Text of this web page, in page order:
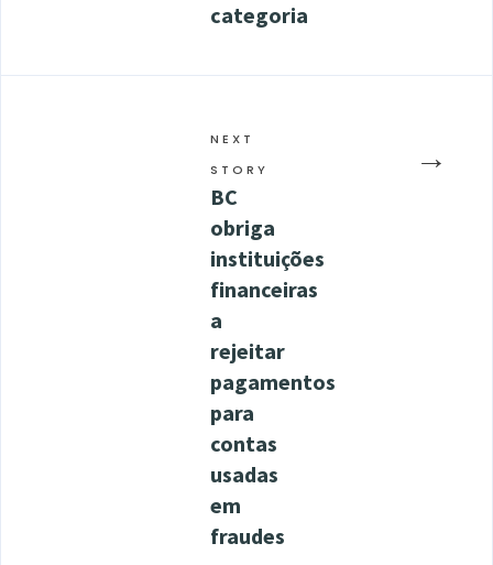
categoria
→
NEXT
STORY
BC
obriga
instituições
financeiras
a
rejeitar
pagamentos
para
contas
usadas
em
fraudes